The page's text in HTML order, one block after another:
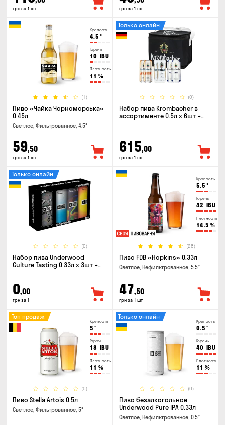
грн за 1 шт грн за 1 шт
Крепость
4.5 °
Горечь
10 IBU
Плотность
11 %
(1)
Пиво «Чайка Чорноморська»
0.45л
Светлое, Фильтрованное, 4.5°
59,50
грн за 1 шт
(0)
Только онлайн
Набор пива Krombacher в
ассортименте 0.5л х 6шт +
615,00
грн за 1 шт
(0)
Только онлайн
Набор пива Underwood
Culture Tasting 0.33л x 3шт +
0,00
грн за 1
Крепость
5.5 °
Горечь
42 IBU
Плотность
14.5 %
(28)
Пиво FDB «Hopkins» 0.33л
Светлое, Нефильтрованное, 5.5°
47,50
грн за 1 шт
Крепость
5 °
Горечь
18 IBU
Плотность
11 %
(0)
Топ продаж
Пиво Stella Artois 0.5л
Светлое, Фильтрованное, 5°
Крепость
0.5 °
Горечь
40 IBU
Плотность
11 %
(0)
Только онлайн
Пиво безалкогольное
Underwood Pure IPA 0.33л
Светлое, Нефильтрованное, 0.5°